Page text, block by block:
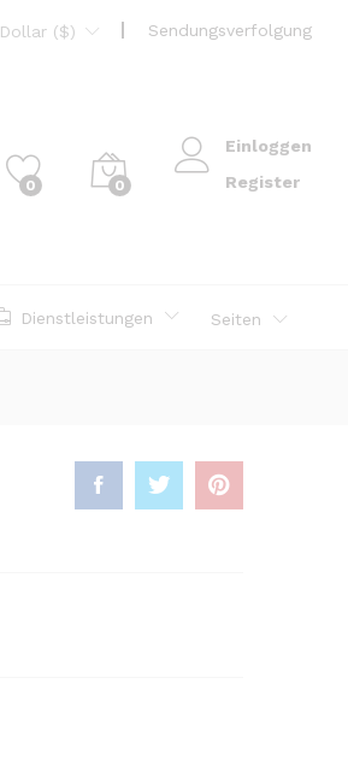
Dollar ($) Sendungsverfolgung
0 0
Einloggen
Register
Dienstleistungen Seiten